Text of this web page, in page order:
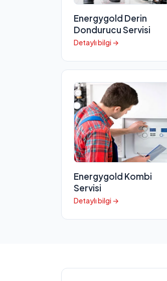
Energygold Derin
Dondurucu Servisi
Detaylı bilgi →
Energygold Kombi
Servisi
Detaylı bilgi →